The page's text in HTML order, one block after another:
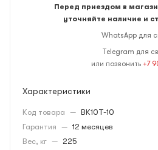
Перед приездом в
уточняйте наличие и
WhatsApp для
Telegram для
или позвонить +7
Характеристики
Код товара — ВК10Т-10
Гарантия — 12 месяцев
Вес, кг — 225